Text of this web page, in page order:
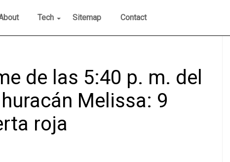
Tech Sitemap Contact
de las 5:40 p. m. del
Melissa: 9
roja